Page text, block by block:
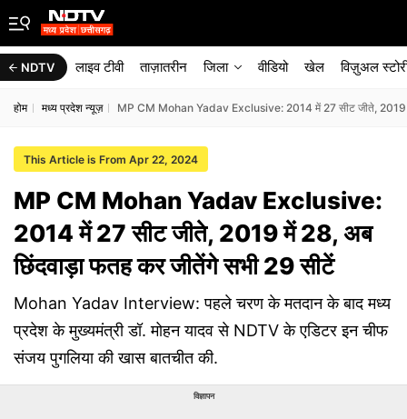
NDTV लाइव टीवी ताज़ातरीन जिला वीडियो खेल विज़ुअल
होम मध्य प्रदेश न्यूज़ MP CM Mohan Yadav Exclusive: 2014 में 27 सीट जीते, 2019
This Article is From Apr 22, 2024
MP CM Mohan Yadav Exclusive:
2014 में 27 सीट जीते, 2019 में 28, अब
छिंदवाड़ा फतह कर जीतेंगे सभी 29 सीटें
Mohan Yadav Interview: पहले चरण के मतदान के बाद मध्य
प्रदेश के मुख्यमंत्री डॉ. मोहन यादव से NDTV के एडिटर इन चीफ
संजय पुगलिया की खास बातचीत की.
विज्ञापन